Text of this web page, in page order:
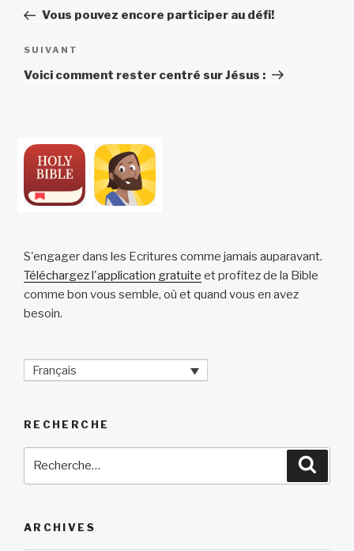
l’article
précédent
Vous pouvez encore participer au défi!
Article
suivant
SUIVANT
Voici comment rester centré sur Jésus :
S'engager dans les Ecritures comme jamais auparavant.
Téléchargez l'application gratuite et profitez de la Bible
comme bon vous semble, où et quand vous en avez
besoin.
Français
RECHERCHE
ARCHIVES